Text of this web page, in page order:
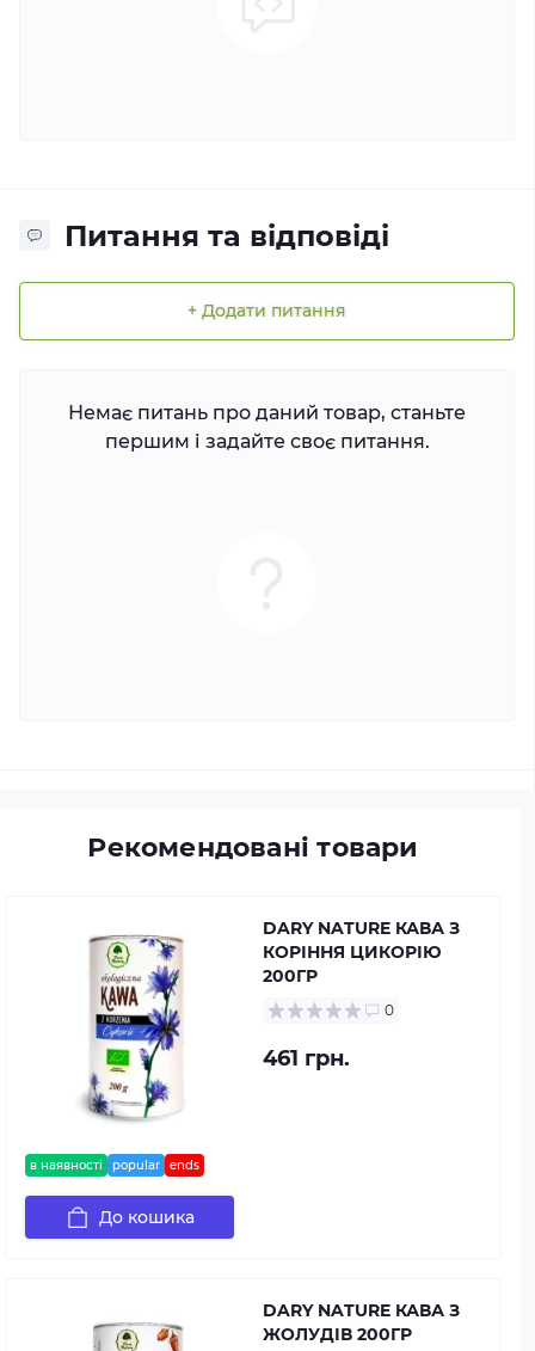
Питання та відповіді
+ Додати питання
Немає питань про даний товар, станьте
першим і задайте своє питання.
Рекомендовані товари
в наявності popular ends
DARY NATURE КАВА З
КОРІННЯ ЦИКОРІЮ
200ГР
0
461 грн.
До кошика
DARY NATURE КАВА З
ЖОЛУДІВ 200ГР